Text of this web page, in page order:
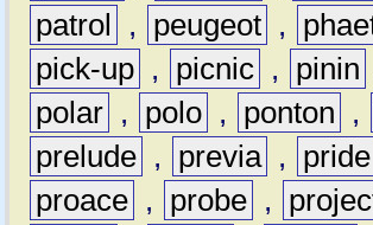
patrol
, peugeot ,
pick-up , picnic , pinin
polar , polo , ponton ,
prelude , previa , pride
proace , probe ,